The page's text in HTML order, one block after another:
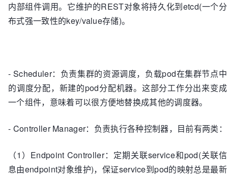
内部组件调用。它维护的REST对象将持久化到etcd(一个分
布式强一致性的key/value存储)。
- Scheduler：负责集群的资源调度，负载pod在集群节点中
的调度分配，新建的pod分配机器。这部分工作分出来变成
一个组件，意味着可以很方便地替换成其他的调度器。
- Controller Manager：负责执行各种控制器，目前有两类：
（1）Endpoint Controller：定期关联service和pod(关联信
息由endpoint对象维护)，保证service到pod的映射总是最新